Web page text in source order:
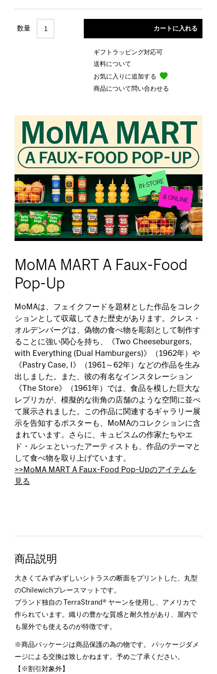
数量
ギフトラッピング対応可
送料について
お気に入りに追加する
商品について問い合わせる
MoMA MART A Faux-Food
Pop-Up
MoMAは、フェイクフードを題材とした作品をコレク
ションとして収蔵してきた歴史があります。クレス・
オルデンバーグは、偽物の食べ物を彫刻として制作す
ることに強い関心を持ち、《Two Cheeseburgers,
with Everything (Dual Hamburgers)》（1962年）や
《Pastry Case, I》（1961～62年）などの作品を生み
出しました。また、彼の有名なインスタレーション
《The Store》（1961年）では、食品を模した巨大な
レプリカが、模擬的な街角の店舗のような空間に並べ
て展示されました。この作品に関連するギャラリー展
示を告知するポスターも、MoMAのコレクションに含
まれています。さらに、キュビスムの作家たちやエ
ド・ルシェといったアーティストも、作品のテーマと
して食べ物を取り上げています。
>>MoMA MART A Faux-Food Pop-Upのアイテムを
見る
商品説明
大きくてみずみずしいシトラスの断面をプリントした、丸型
のChilewichプレースマットです。
ブランド独自の TerraStrand® ヤーンを使用し、アメリカで
作られています。織りの豊かな質感と耐久性があり、屋内で
も屋外でも使えるのが特徴です。
※商品パッケージは商品保護の為の物です。 パッケージダメ
ージによる交換は致しかねます。予めご了承ください。
【※割引対象外】